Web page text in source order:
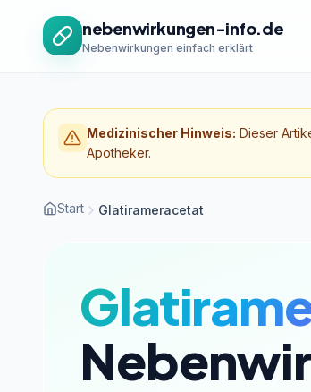
nebenwirkungen-info.de
Nebenwirkungen einfach erklärt
Medizinischer Hinweis: Dieser
Apotheker.
Start Glatirameracetat